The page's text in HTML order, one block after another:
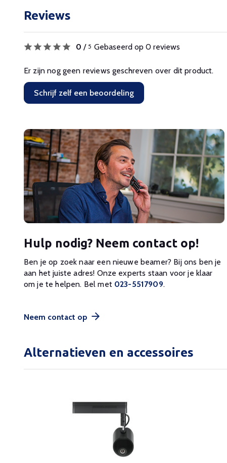
Reviews
0 / 5 Gebaseerd op 0 reviews
Er zijn nog geen reviews geschreven over dit product.
Schrijf zelf een beoordeling
Hulp nodig? Neem contact op!
Ben je op zoek naar een nieuwe beamer? Bij ons ben je
aan het juiste adres! Onze experts staan voor je klaar
om je te helpen. Bel met 023-5517909.
Neem contact op
Alternatieven en accessoires